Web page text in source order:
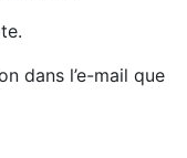
dans l’e-mail que